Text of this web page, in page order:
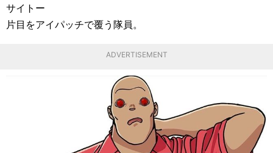
サイトー
片目をアイパッチで覆う隊員。
ADVERTISEMENT